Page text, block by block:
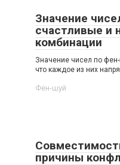
Значение
счастливые и
комбинации
Значение чисел по
что каждое из них
Фен-шуй
причины